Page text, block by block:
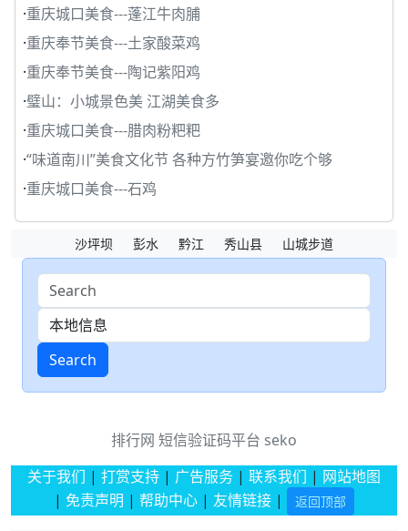
·重庆城口美食---蓬江牛肉脯
·重庆奉节美食---土家酸菜鸡
·重庆奉节美食---陶记紫阳鸡
·璧山：小城景色美 江湖美食多
·重庆城口美食---腊肉粉粑粑
·“味道南川”美食文化节 各种方竹笋宴邀你吃个够
·重庆城口美食---石鸡
沙坪坝 彭水 黔江 秀山县 山城步道
Search
排行网 短信验证码平台 seko
关于我们 | 打赏支持 | 广告服务 | 联系我们 | 网站地图
| 免责声明 | 帮助中心 | 友情链接 | 返回顶部